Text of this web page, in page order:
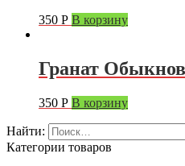
350 Р В корзину
Гранат
350 Р В корзину
Найти:
Категории товаров